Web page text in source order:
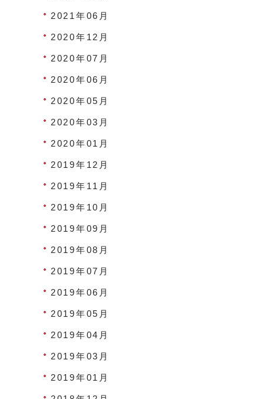
2021年06月
2020年12月
2020年07月
2020年06月
2020年05月
2020年03月
2020年01月
2019年12月
2019年11月
2019年10月
2019年09月
2019年08月
2019年07月
2019年06月
2019年05月
2019年04月
2019年03月
2019年01月